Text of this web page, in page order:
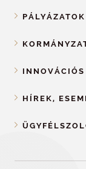
PÁLYÁZATOK
HÍREK,